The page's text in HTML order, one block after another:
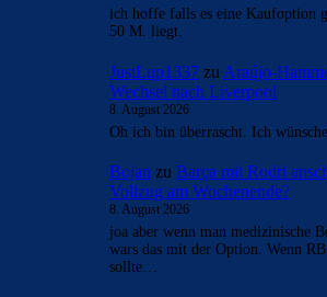
ich hoffe falls es eine Kaufoption
50 M. liegt.
JustLup1337 zu Araújo-
Wechsel nach Liverpool
8. August 2026
Oh ich bin überrascht. Ich
Bojan zu Barça mit Rodri
Vollzug am Wochenende?
8. August 2026
joa aber wenn man medizinische
wars das mit der Option. Wenn
sollte…